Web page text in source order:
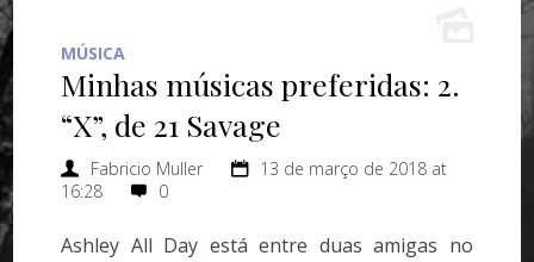
MÚSICA
Minhas músicas preferidas: 2.
“X”, de 21 Savage
Fabricio Muller
13 de março de 2018 at
16:28
0
Ashley All Day está entre duas amigas no